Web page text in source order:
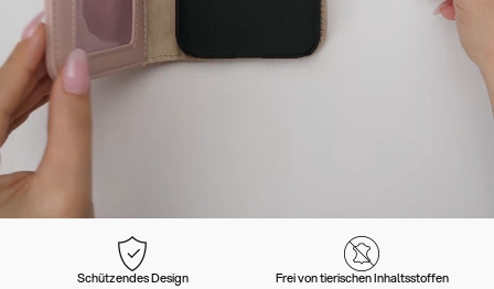
Schützendes Design Frei von tierischen Inhaltsstoffen